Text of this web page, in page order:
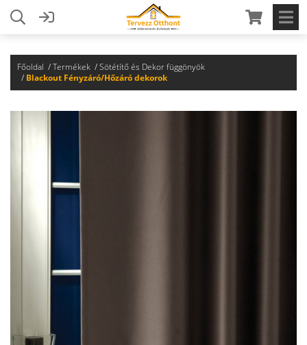
Főoldal Termékek
Sötétítő és Dekor függönyök
Blackout Fényzáró/Hőzáró dekorok